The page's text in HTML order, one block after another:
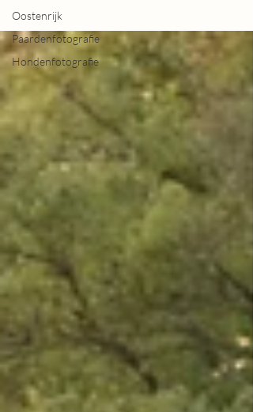
Oostenrijk
Paardenfotografie
Hondenfotografie